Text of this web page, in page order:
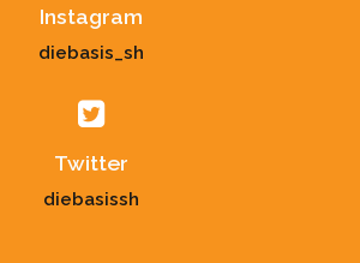
Instagram
diebasis_sh
Twitter
diebasissh